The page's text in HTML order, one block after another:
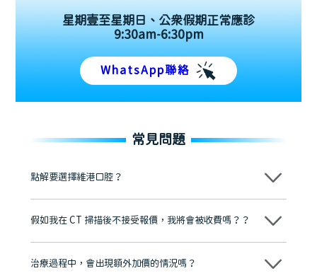
星期壹至星期日、公眾假期正常應診
9:30am-6:30pm
WhatsApp聯絡
常見問題
點解要選擇維港口腔？
維港口腔踐行「醫道濟世」的大學校訓，各分院匯聚來自香港、內地的
牌」、「2025香港企業領袖品牌」，是諾貝爾種植系統全球放心植牙中
至今已服務超過三十個國家和地區的顧客，受到粵港澳大灣區及周邊城
市市民極高的口碑評價及信任推薦 珠海、深圳設有八大分院，香港亦設
有咨詢及服務保障中心，有任何問題都可以隨時預約免費咨詢，讓人十
假如我在 CT 掃描後不接受報價，我將會被收費嗎？？
不會！只要未開始實際服務之前，你不會被收取任何費用。
治療過程中，會出現額外加價的情況嗎？